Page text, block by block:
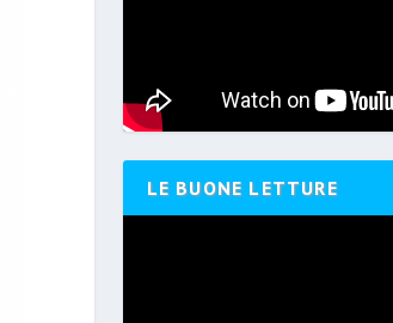
LE BUONE LETTURE